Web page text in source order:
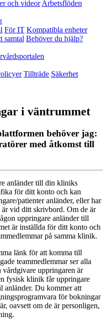
och videor Arbetsflöden
För IT Kompatibla enheter
samtal Behöver du hjälp?
Tillträde Säkerhet
i väntrummet
behöver jag:
med åtkomst till
anländer till din kliniks
för ditt konto och kan
/patienter anländer, eller har
är vid ditt skrivbord. Om de är
ågon uppringare anländer till
är inställda för ditt konto och
på samma klinik.
länk för att komma till
teammedlemmar ser alla
vårdgivare uppringaren är
fysisk klinik får uppringare
l anländer. Du kommer att
för bokningar
är, oavsett om de är personligen,
.